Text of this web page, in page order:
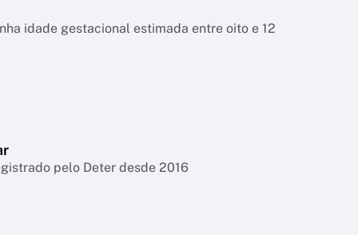
idade gestacional estimada entre oito e 12
pelo Deter desde 2016